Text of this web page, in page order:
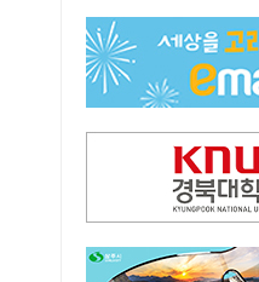
SK하이닉스, 주당 375원 분기 배당
이의준 전 경북도 새마을봉사
"상법개정해도 주주가 '봉'"…하이닉스